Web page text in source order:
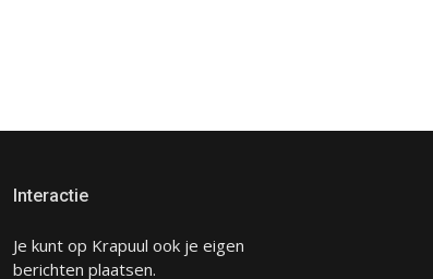
Interactie
Je kunt op Krapuul ook je eigen
berichten plaatsen.